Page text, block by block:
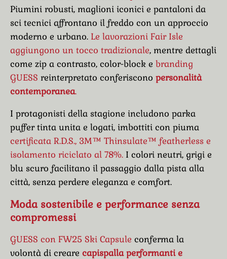
Piumini robusti, maglioni iconici e pantaloni da
sci tecnici affrontano il freddo con un approccio
moderno e urbano. Le lavorazioni Fair Isle
aggiungono un tocco tradizionale, mentre dettagli
come zip a contrasto, color-block e branding
GUESS reinterpretato conferiscono personalità
contemporanea.
I protagonisti della stagione includono parka
puffer tinta unita e logati, imbottiti con piuma
certificata R.D.S., 3M™ Thinsulate™ featherless e
isolamento riciclato al 78%. I colori neutri, grigi e
blu scuro facilitano il passaggio dalla pista alla
città, senza perdere eleganza e comfort.
Moda sostenibile e performance senza
compromessi
GUESS con FW25 Ski Capsule conferma la
volontà di creare capispalla performanti e